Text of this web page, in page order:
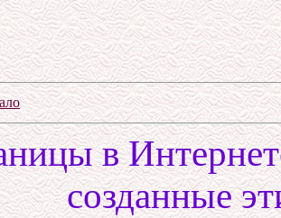
в
созданные